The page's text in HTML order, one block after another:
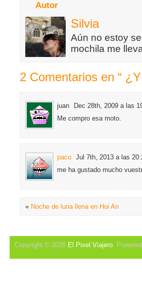
Autor
Silvia
Aún no estoy
mochila me
2 Comentarios en “
juan
Dec 28th, 2009 a las
Me compro esa moto.
paco Jul 7th, 2013 a las
me ha gustado mucho
« Noche de luna llena en Hoi An
Copyright © 2026 El Pixel Viajero.